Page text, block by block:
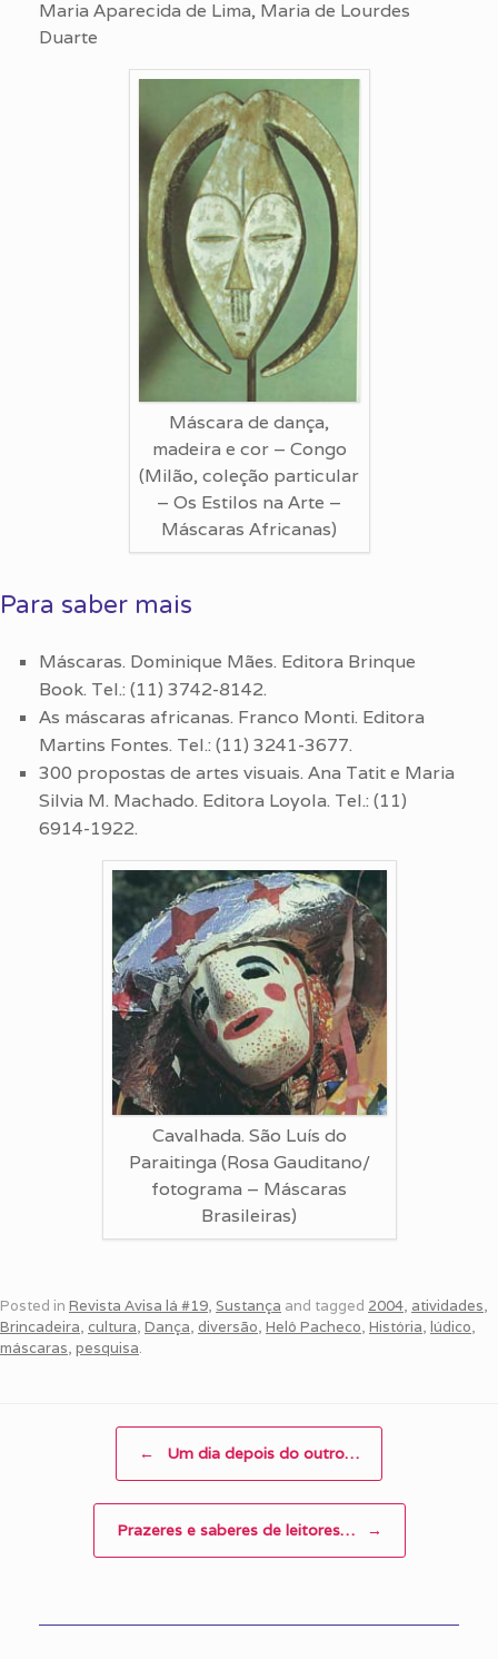
Maria Aparecida de Lima, Maria de Lourdes
Duarte
Máscara de dança,
madeira e cor – Congo
(Milão, coleção particular
– Os Estilos na Arte –
Máscaras Africanas)
Para saber mais
Máscaras. Dominique Mães. Editora Brinque
Book. Tel.: (11) 3742-8142.
As máscaras africanas. Franco Monti. Editora
Martins Fontes. Tel.: (11) 3241-3677.
300 propostas de artes visuais. Ana Tatit e Maria
Silvia M. Machado. Editora Loyola. Tel.: (11)
6914-1922.
Cavalhada. São Luís do
Paraitinga (Rosa Gauditano/
fotograma – Máscaras
Brasileiras)
Posted in Revista Avisa lá #19, Sustança and tagged 2004, atividades,
Brincadeira, cultura, Dança, diversão, Helô Pacheco, História, lúdico,
máscaras, pesquisa.
← Um dia depois do outro…
Prazeres e saberes de leitores… →